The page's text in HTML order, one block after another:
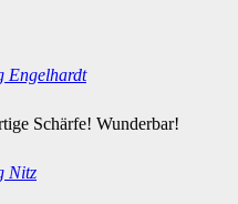
Engelhardt
Schärfe! Wunderbar!
Nitz